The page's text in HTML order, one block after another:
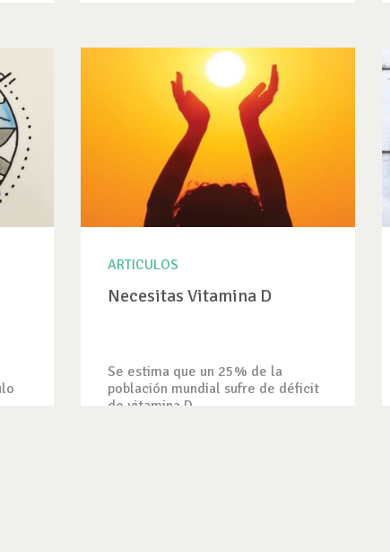
ARTICULOS
Necesitas Vitamina D
Se estima que un 25% de la
población mundial sufre de déficit
de vitamina D....